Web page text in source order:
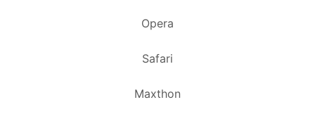
Opera
Safari
Maxthon